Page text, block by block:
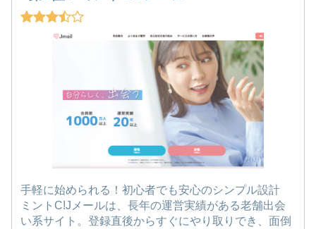
手軽に始められる！初心者でも安心のシンプル設計
ミントC!Jメールは、長年の運営実績がある老舗出会
い系サイト。登録直後からすぐにやり取りでき、面倒